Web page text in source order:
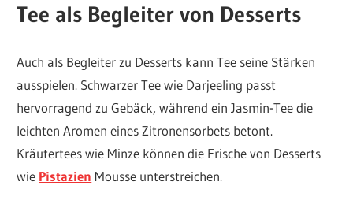
Tee als Begleiter von Desserts
Auch als Begleiter zu Desserts kann Tee seine Stärken
ausspielen. Schwarzer Tee wie Darjeeling passt
hervorragend zu Gebäck, während ein Jasmin-Tee die
leichten Aromen eines Zitronensorbets betont.
Kräutertees wie Minze können die Frische von Desserts
wie Pistazien Mousse unterstreichen.